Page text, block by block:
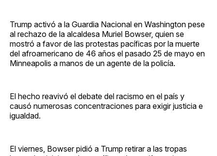
Trump activó a la Guardia Nacional en Washington pese
al rechazo de la alcaldesa Muriel Bowser, quien se
mostró a favor de las protestas pacíficas por la muerte
del afroamericano de 46 años el pasado 25 de mayo en
Minneapolis a manos de un agente de la policía.
El hecho reavivó el debate del racismo en el país y
causó numerosas concentraciones para exigir justicia e
igualdad.
El viernes, Bowser pidió a Trump retirar a las tropas